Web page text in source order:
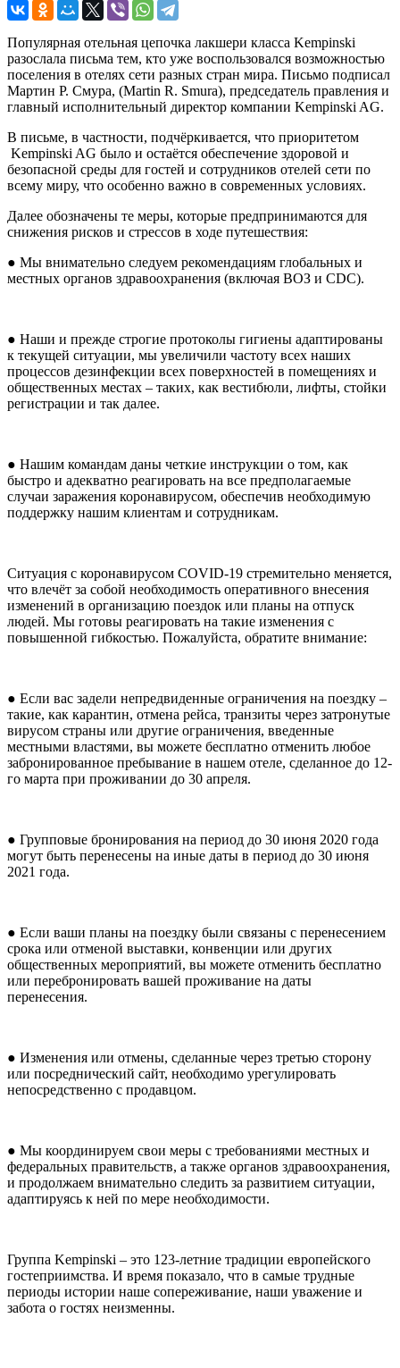
Популярная отельная цепочка лакшери класса Kempinski
разослала письма тем, кто уже воспользовался возможностью
поселения в отелях сети разных стран мира. Письмо подписал
Мартин Р. Смура, (Martin R. Smura), председатель правления и
главный исполнительный директор компании Kempinski AG.
В письме, в частности, подчёркивается, что приоритетом
Kempinski AG было и остаётся обеспечение здоровой и
безопасной среды для гостей и сотрудников отелей сети по
всему миру, что особенно важно в современных условиях.
Далее обозначены те меры, которые предпринимаются для
снижения рисков и стрессов в ходе путешествия:
● Мы внимательно следуем рекомендациям глобальных и
местных органов здравоохранения (включая ВОЗ и CDC).
● Наши и прежде строгие протоколы гигиены адаптированы
к текущей ситуации, мы увеличили частоту всех наших
процессов дезинфекции всех поверхностей в помещениях и
общественных местах – таких, как вестибюли, лифты, стойки
регистрации и так далее.
● Нашим командам даны четкие инструкции о том, как
быстро и адекватно реагировать на все предполагаемые
случаи заражения коронавирусом, обеспечив необходимую
поддержку нашим клиентам и сотрудникам.
Ситуация с коронавирусом COVID-19 стремительно меняется,
что влечёт за собой необходимость оперативного внесения
изменений в организацию поездок или планы на отпуск
людей. Мы готовы реагировать на такие изменения с
повышенной гибкостью. Пожалуйста, обратите внимание:
● Если вас задели непредвиденные ограничения на поездку –
такие, как карантин, отмена рейса, транзиты через затронутые
вирусом страны или другие ограничения, введенные
местными властями, вы можете бесплатно отменить любое
забронированное пребывание в нашем отеле, сделанное до 12-
го марта при проживании до 30 апреля.
● Групповые бронирования на период до 30 июня 2020 года
могут быть перенесены на иные даты в период до 30 июня
2021 года.
● Если ваши планы на поездку были связаны с перенесением
срока или отменой выставки, конвенции или других
общественных мероприятий, вы можете отменить бесплатно
или перебронировать вашей проживание на даты
перенесения.
● Изменения или отмены, сделанные через третью сторону
или посреднический сайт, необходимо урегулировать
непосредственно с продавцом.
● Мы координируем свои меры с требованиями местных и
федеральных правительств, а также органов здравоохранения,
и продолжаем внимательно следить за развитием ситуации,
адаптируясь к ней по мере необходимости.
Группа Kempinski – это 123-летние традиции европейского
гостеприимства. И время показало, что в самые трудные
периоды истории наше сопереживание, наши уважение и
забота о гостях неизменны.